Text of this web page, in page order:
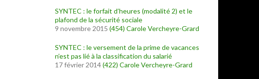
SYNTEC : le forfait d’heures (modalité 2) et le
plafond de la sécurité sociale
9 novembre 2015 (454) Carole Vercheyre-Grard
SYNTEC : le versement de la prime de vacances
n’est pas lié à la classification du salarié
17 février 2014(422) Carole Vercheyre-Grard